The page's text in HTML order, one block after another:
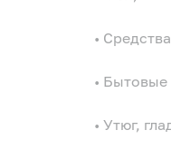
•
•
• Утюг,